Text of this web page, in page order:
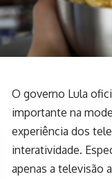
O governo Lula
importante na
experiência dos
interatividade.
apenas a televisão